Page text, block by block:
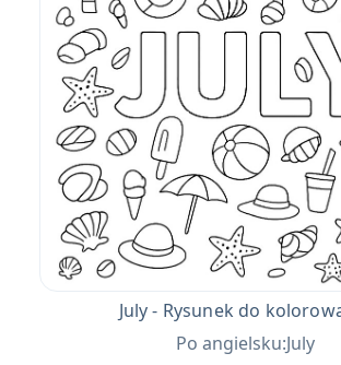
July - Rysunek do
Po angielsku:July